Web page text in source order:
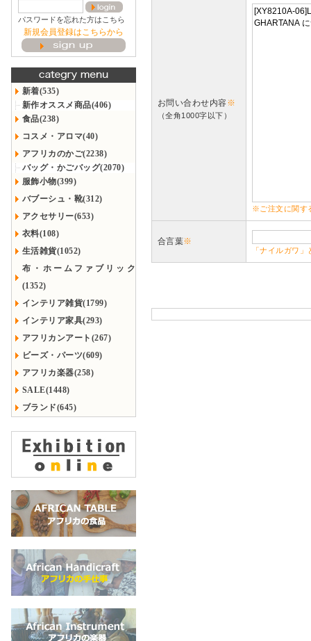
パスワードを忘れた方はこちら
新規会員登録はこちらから
新着(535)
新作オススメ商品(406)
食品(238)
コスメ・アロマ(40)
アフリカのかご(2238)
バッグ・かごバッグ(2070)
服飾小物(399)
バブーシュ・靴(312)
アクセサリー(653)
衣料(108)
生活雑貨(1052)
布・ホームファブリック
(1352)
インテリア雑貨(1799)
インテリア家具(293)
アフリカンアート(267)
ビーズ・パーツ(609)
アフリカ楽器(258)
SALE(1448)
ブランド(645)
お問い合わせ内容※
（全角1000字以下）
※ご注文に関す
合言葉※
「ナイルガワ